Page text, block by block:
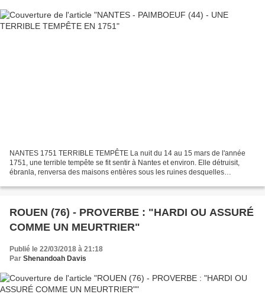
NANTES 1751 TERRIBLE TEMPÊTE La nuit du 14 au 15 mars de l'année
1751, une terrible tempête se fit sentir à Nantes et environ. Elle détruisit,
ébranla, renversa des maisons entières sous les ruines desquelles
ROUEN (76) - PROVERBE : "HARDI OU ASSURÉ
COMME UN MEURTRIER"
Publié le 22/03/2018 à 21:18
Par Shenandoah Davis